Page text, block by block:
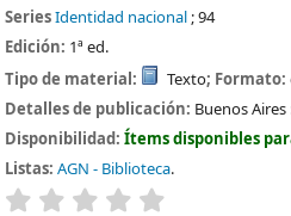
SeriesIdentidad nacional; 94
Edición: 1ª ed.
Tipo de material:
Texto; Formato:
Detalles de publicación: Buenos Aires
Disponibilidad:Ítems disponibles
Listas: AGN - Biblioteca.
valoración